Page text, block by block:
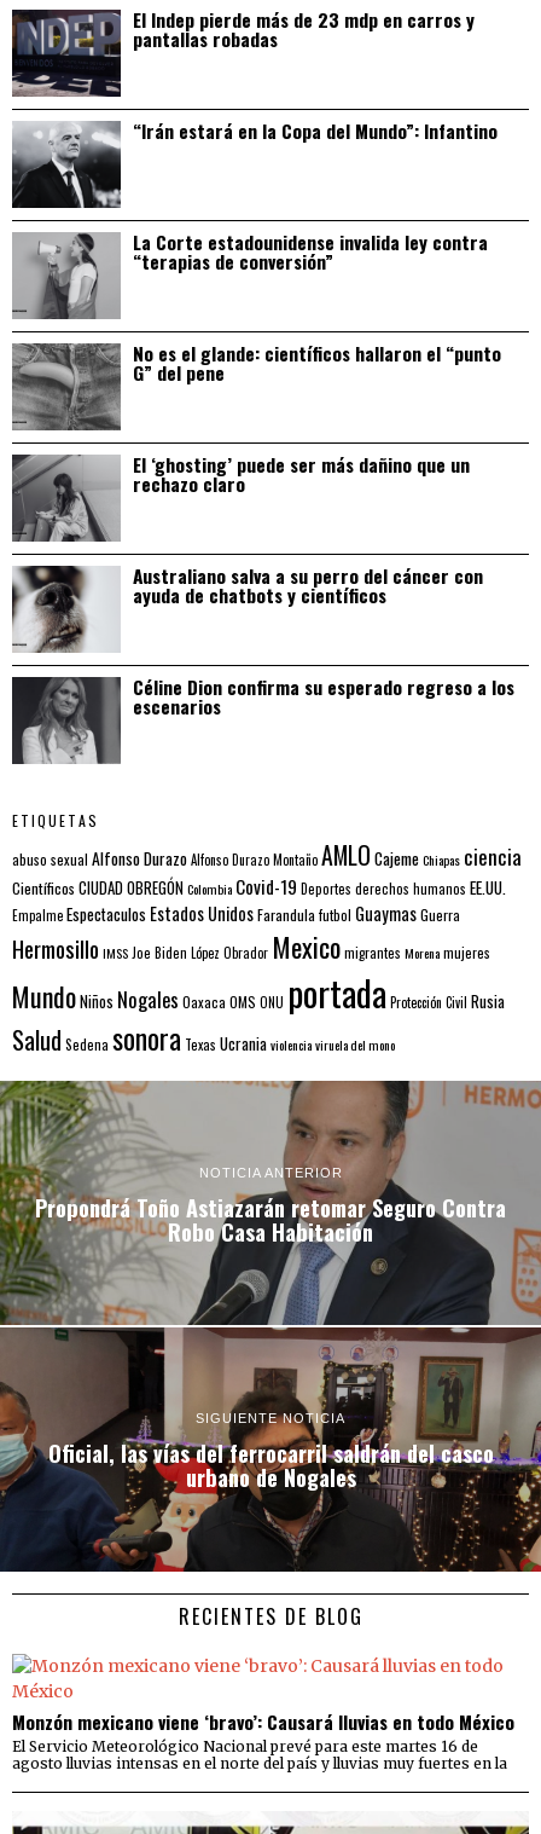
El Indep pierde más de 23 mdp en carros y
pantallas robadas
“Irán estará en la Copa del Mundo”: Infantino
La Corte estadounidense invalida ley contra
“terapias de conversión”
No es el glande: científicos hallaron el “punto
G” del pene
El ‘ghosting’ puede ser más dañino que un
rechazo claro
Australiano salva a su perro del cáncer con
ayuda de chatbots y científicos
Céline Dion confirma su esperado regreso a los
escenarios
ETIQUETAS
abuso sexual Alfonso DurazoAlfonso Durazo MontañoAMLO CajemeChiapas ciencia
Científicos CIUDAD OBREGÓNColombia Covid-19 Deportes derechos humanos EE.UU.
EmpalmeEspectaculos Estados UnidosFarandulafutbol GuaymasGuerra
Hermosillo IMSSJoe Biden López Obrador Mexicomigrantes Morenamujeres
MundoNiños Nogales Oaxaca OMS ONU portada Protección Civil Rusia
Salud Sedena sonora Texas Ucraniaviolenciaviruela del mono
NOTICIA ANTERIOR
Propondrá Toño Astiazarán retomar Seguro Contra
Robo Casa Habitación
SIGUIENTE NOTICIA
Oficial, las vías del ferrocarril saldrán del casco
urbano de Nogales
RECIENTES DE BLOG
Monzón mexicano viene ‘bravo’: Causará lluvias en todo México
El Servicio Meteorológico Nacional prevé para este martes 16 de
agosto lluvias intensas en el norte del país y lluvias muy fuertes en la